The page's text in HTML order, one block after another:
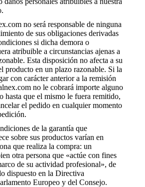
no será responsable de ninguna
de sus obligaciones derivadas
si dicha demora o
atribuible a circunstancias ajenas a
Esta disposición no afecta a su
producto en un plazo razonable. Si la
con carácter anterior a la remisión
no le cobrará importe alguno
hasta que el mismo le fuera remitido,
el pedido en cualquier momento
de la garantía que
sobre sus productos varían en
que realiza la compra: un
otra persona que «actúe con fines
de su actividad profesional», de
dispuesto en la Directiva
Europeo y del Consejo.